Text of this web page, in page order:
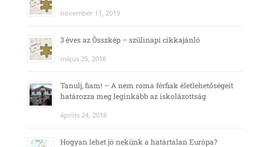
november 11, 2019
3 éves az Összkép – szülinapi cikkajánló
május 25, 2018
Tanulj, fiam! – A nem roma férfiak életlehetőségeit
határozza meg leginkább az iskolázottság
április 24, 2018
Hogyan lehet jó nekünk a határtalan Európa?